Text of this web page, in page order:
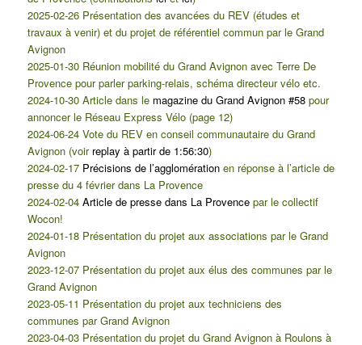
2025-02-26 Présentation des avancées du REV (études et
travaux à venir) et du projet de référentiel commun par le Grand
Avignon
2025-01-30 Réunion mobilité du Grand Avignon avec Terre De
Provence pour parler parking-relais, schéma directeur vélo etc.
2024-10-30 Article dans le magazine du Grand Avignon #58pour
annoncer le Réseau Express Vélo (page 12)
2024-06-24 Vote du REV en conseil communautaire du Grand
Avignon (voir replay à partir de 1:56:30)
2024-02-17 Précisions de l’agglomérationen réponse à l’article de
presse du 4 février dans La Provence
2024-02-04 Article de presse dans La Provencepar le collectif
Wocon!
2024-01-18 Présentation du projet aux associations par le Grand
Avignon
2023-12-07 Présentation du projet aux élus des communes par le
Grand Avignon
2023-05-11 Présentation du projet aux techniciens des
communes par Grand Avignon
2023-04-03 Présentation du projet du Grand Avignon à Roulons à